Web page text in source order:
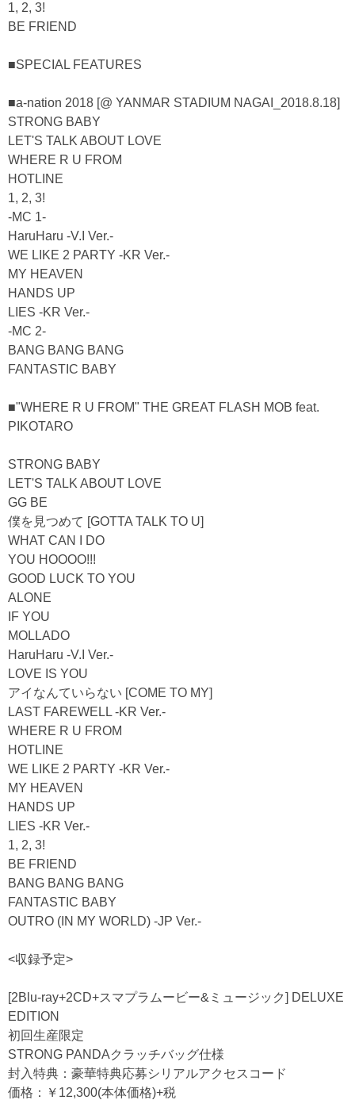
1, 2, 3!
BE FRIEND
■SPECIAL FEATURES
■a-nation 2018 [@ YANMAR STADIUM NAGAI_2018.8.18]
STRONG BABY
LET'S TALK ABOUT LOVE
WHERE R U FROM
HOTLINE
1, 2, 3!
-MC 1-
HaruHaru -V.I Ver.-
WE LIKE 2 PARTY -KR Ver.-
MY HEAVEN
HANDS UP
LIES -KR Ver.-
-MC 2-
BANG BANG BANG
FANTASTIC BABY
■"WHERE R U FROM" THE GREAT FLASH MOB feat.
PIKOTARO
STRONG BABY
LET'S TALK ABOUT LOVE
GG BE
僕を見つめて [GOTTA TALK TO U]
WHAT CAN I DO
YOU HOOOO!!!
GOOD LUCK TO YOU
ALONE
IF YOU
MOLLADO
HaruHaru -V.I Ver.-
LOVE IS YOU
アイなんていらない [COME TO MY]
LAST FAREWELL -KR Ver.-
WHERE R U FROM
HOTLINE
WE LIKE 2 PARTY -KR Ver.-
MY HEAVEN
HANDS UP
LIES -KR Ver.-
1, 2, 3!
BE FRIEND
BANG BANG BANG
FANTASTIC BABY
OUTRO (IN MY WORLD) -JP Ver.-
<収録予定>
[2Blu-ray+2CD+スマプラムービー&ミュージック] DELUXE
EDITION
初回生産限定
STRONG PANDAクラッチバッグ仕様
封入特典：豪華特典応募シリアルアクセスコード
価格：￥12,300(本体価格)+税